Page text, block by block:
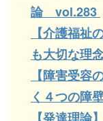
論 vol.283
【介護福祉
も大切な理
【障害受容
く４つの障